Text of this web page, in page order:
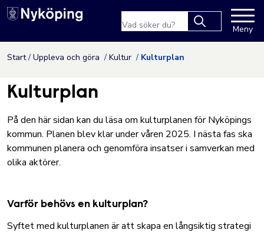
Hoppa till innehåll
Nyköpings kommuns
results.
Meny
Start Uppleva och göra Kultur Kulturplan
Kulturplan
På den här sidan kan du läsa om kulturplanen för Nyköpings
kommun. Planen blev klar under våren 2025. I nästa fas ska
kommunen planera och genomföra insatser i samverkan med
olika aktörer.
Varför behövs en kulturplan?
Syftet med kulturplanen är att skapa en långsiktig strategi